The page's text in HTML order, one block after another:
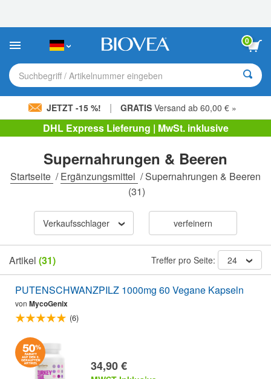
Sie:
Website
ein
Barrierefreiheitssystem.
0
Suchbegriff / Artikelnummer eingeben
JETZT -15 %! | GRATIS Versand ab 60,00 € »
DHL Express Lieferung | MwSt. inklusive
Supernahrungen & Beeren
Startseite /Ergänzungsmittel /Supernahrungen & Beeren
(31)
Verkaufsschlager verfeinern
Artikel (31) Treffer pro Seite: 24
PUTENSCHWANZPILZ 1000mg 60 Vegane Kapseln
von MycoGenix
(6)
34,90 €